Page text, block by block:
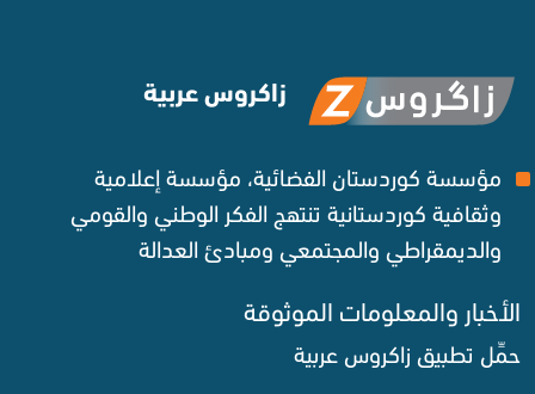
زاكروس عربية
مؤسسة كوردستان الفضائية، مؤسسة إعلامية
وثقافية كوردستانية تنتهج الفكر الوطني والقومي
والديمقراطي والمجتمعي ومبادئ العدالة ‌
الأخبار والمعلومات الموثوقة‌
حمِّل تطبيق زاكروس عربية